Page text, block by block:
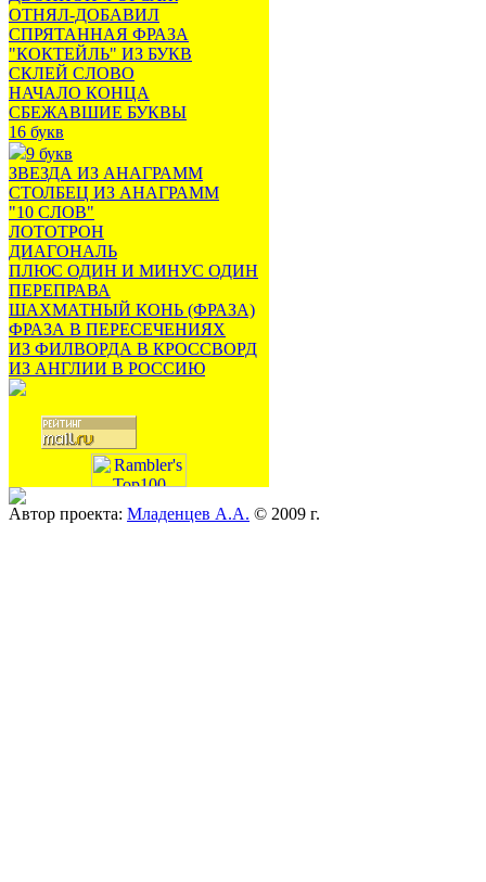
ОТНЯЛ-ДОБАВИЛ
СПРЯТАННАЯ ФРАЗА
"КОКТЕЙЛЬ" ИЗ БУКВ
СКЛЕЙ СЛОВО
НАЧАЛО КОНЦА
СБЕЖАВШИЕ БУКВЫ
16 букв
9 букв
ЗВЕЗДА ИЗ АНАГРАММ
СТОЛБЕЦ ИЗ АНАГРАММ
"10 СЛОВ"
ЛОТОТРОН
ДИАГОНАЛЬ
ПЛЮС ОДИН И МИНУС ОДИН
ПЕРЕПРАВА
ШАХМАТНЫЙ КОНЬ (ФРАЗА)
ФРАЗА В ПЕРЕСЕЧЕНИЯХ
ИЗ ФИЛВОРДА В КРОССВОРД
ИЗ АНГЛИИ В РОССИЮ
Автор проекта: Младенцев А.А. © 2009 г.